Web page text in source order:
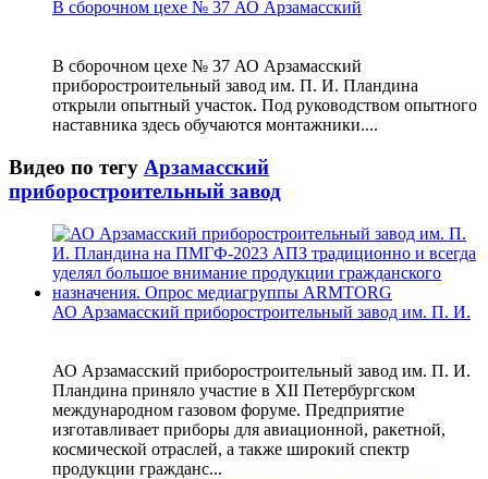
В сборочном цехе № 37 АО Арзамасский
В сборочном цехе № 37 АО Арзамасский
приборостроительный завод им. П. И. Пландина
открыли опытный участок. Под руководством опытного
наставника здесь обучаются монтажники....
Видео по тегу Арзамасский
приборостроительный завод
АО Арзамасский приборостроительный завод им. П. И.
АО Арзамасский приборостроительный завод им. П. И.
Пландина приняло участие в XII Петербургском
международном газовом форуме. Предприятие
изготавливает приборы для авиационной, ракетной,
космической отраслей, а также широкий спектр
продукции гражданс...